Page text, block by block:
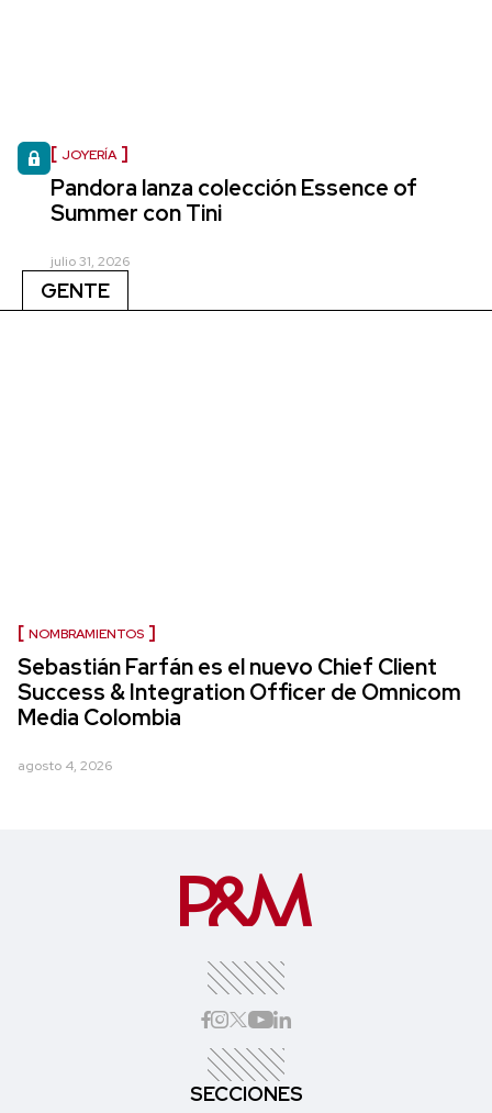
JOYERÍA
Pandora lanza colección Essence of
Summer con Tini
julio 31, 2026
GENTE
NOMBRAMIENTOS
Sebastián Farfán es el nuevo Chief Client
Success & Integration Officer de Omnicom
Media Colombia
agosto 4, 2026
SECCIONES